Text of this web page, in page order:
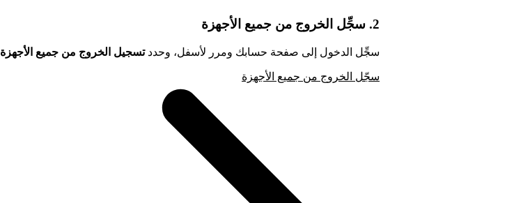
2. سجِّل الخروج من جميع الأجهزة
سجِّل الدخول إلى صفحة حسابك ومرر لأسفل، وحددتسجيل الخروج من جميع الأجهزة
سجّل الخروج من جميع الأجهزة